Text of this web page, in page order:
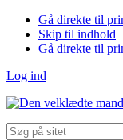
Gå direkte til
Skip til indhold
Gå direkte til
Log ind
Søg